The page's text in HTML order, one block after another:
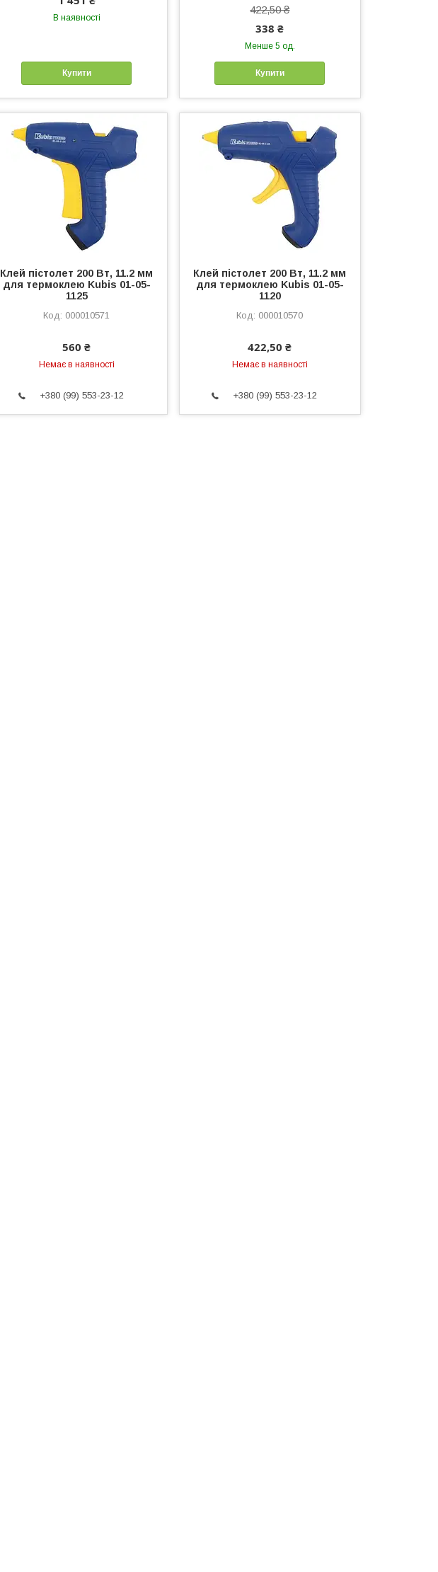
В наявності
Купити
422,50 ₴
338 ₴
Менше 5 од.
Купити
Клей пістолет 200 Вт, 11.2 мм
для термоклею Kubis 01-05-
1125
000010571
560 ₴
Немає в наявності
+380 (99) 553-23-12
Клей пістолет 200 Вт, 11.2 мм
для термоклею Kubis 01-05-
1120
000010570
422,50 ₴
Немає в наявності
+380 (99) 553-23-12